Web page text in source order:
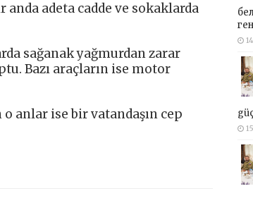
adeta cadde ve sokaklarda
sağanak yağmurdan zarar
Bazı araçların ise motor
anlar ise bir vatandaşın cep